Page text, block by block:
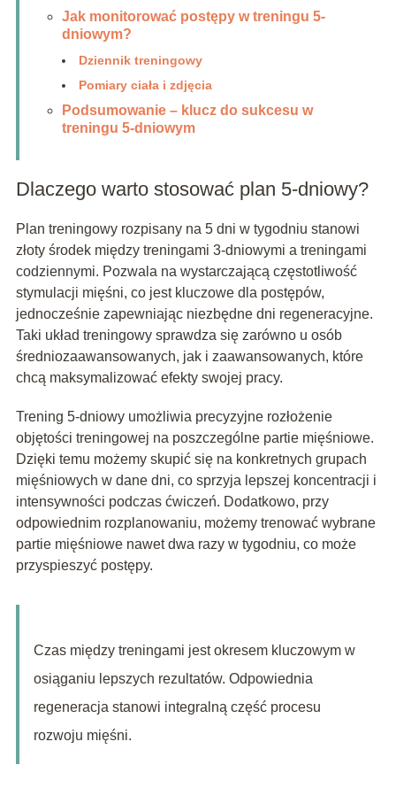
Jak monitorować postępy w treningu 5-
dniowym?
Dziennik treningowy
Pomiary ciała i zdjęcia
Podsumowanie – klucz do sukcesu w
treningu 5-dniowym
Dlaczego warto stosować plan 5-dniowy?
Plan treningowy rozpisany na 5 dni w tygodniu stanowi
złoty środek między treningami 3-dniowymi a treningami
codziennymi. Pozwala na wystarczającą częstotliwość
stymulacji mięśni, co jest kluczowe dla postępów,
jednocześnie zapewniając niezbędne dni regeneracyjne.
Taki układ treningowy sprawdza się zarówno u osób
średniozaawansowanych, jak i zaawansowanych, które
chcą maksymalizować efekty swojej pracy.
Trening 5-dniowy umożliwia precyzyjne rozłożenie
objętości treningowej na poszczególne partie mięśniowe.
Dzięki temu możemy skupić się na konkretnych grupach
mięśniowych w dane dni, co sprzyja lepszej koncentracji i
intensywności podczas ćwiczeń. Dodatkowo, przy
odpowiednim rozplanowaniu, możemy trenować wybrane
partie mięśniowe nawet dwa razy w tygodniu, co może
przyspieszyć postępy.
Czas między treningami jest okresem kluczowym w
osiąganiu lepszych rezultatów. Odpowiednia
regeneracja stanowi integralną część procesu
rozwoju mięśni.